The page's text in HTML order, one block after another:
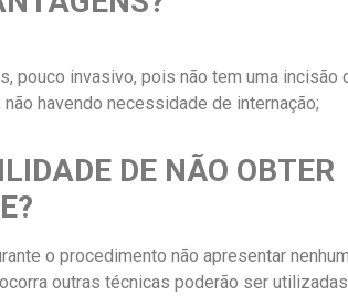
pouco invasivo, pois não tem uma incisão
havendo necessidade de internação;
DE NÃO OBTER
o procedimento não apresentar
outras técnicas poderão ser